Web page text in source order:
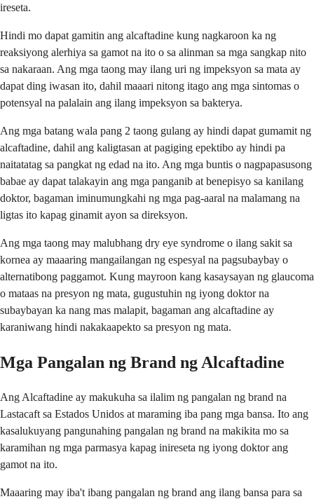
ireseta.
Hindi mo dapat gamitin ang alcaftadine kung nagkaroon ka ng
reaksiyong alerhiya sa gamot na ito o sa alinman sa mga sangkap nito
sa nakaraan. Ang mga taong may ilang uri ng impeksyon sa mata ay
dapat ding iwasan ito, dahil maaari nitong itago ang mga sintomas o
potensyal na palalain ang ilang impeksyon sa bakterya.
Ang mga batang wala pang 2 taong gulang ay hindi dapat gumamit ng
alcaftadine, dahil ang kaligtasan at pagiging epektibo ay hindi pa
naitatatag sa pangkat ng edad na ito. Ang mga buntis o nagpapasusong
babae ay dapat talakayin ang mga panganib at benepisyo sa kanilang
doktor, bagaman iminumungkahi ng mga pag-aaral na malamang na
ligtas ito kapag ginamit ayon sa direksyon.
Ang mga taong may malubhang dry eye syndrome o ilang sakit sa
kornea ay maaaring mangailangan ng espesyal na pagsubaybay o
alternatibong paggamot. Kung mayroon kang kasaysayan ng glaucoma
o mataas na presyon ng mata, gugustuhin ng iyong doktor na
subaybayan ka nang mas malapit, bagaman ang alcaftadine ay
karaniwang hindi nakakaapekto sa presyon ng mata.
Mga Pangalan ng Brand ng Alcaftadine
Ang Alcaftadine ay makukuha sa ilalim ng pangalan ng brand na
Lastacaft sa Estados Unidos at maraming iba pang mga bansa. Ito ang
kasalukuyang pangunahing pangalan ng brand na makikita mo sa
karamihan ng mga parmasya kapag inireseta ng iyong doktor ang
gamot na ito.
Maaaring may iba't ibang pangalan ng brand ang ilang bansa para sa